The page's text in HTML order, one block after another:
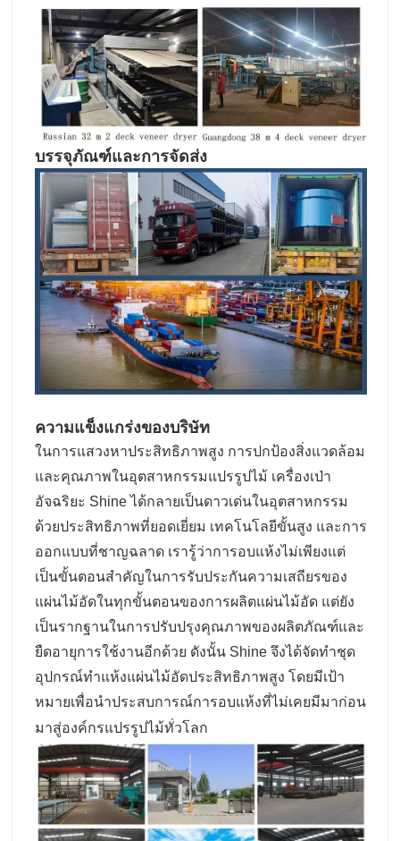
บรรจุภัณฑ์และการจัดส่ง
ความแข็งแกร่งของบริษัท
ในการแสวงหาประสิทธิภาพสูง การปกป้องสิ่งแวดล้อม
และคุณภาพในอุตสาหกรรมแปรรูปไม้ เครื่องเป่า
อัจฉริยะ Shine ได้กลายเป็นดาวเด่นในอุตสาหกรรม
ด้วยประสิทธิภาพที่ยอดเยี่ยม เทคโนโลยีขั้นสูง และการ
ออกแบบที่ชาญฉลาด เรารู้ว่าการอบแห้งไม่เพียงแต่
เป็นขั้นตอนสำคัญในการรับประกันความเสถียรของ
แผ่นไม้อัดในทุกขั้นตอนของการผลิตแผ่นไม้อัด แต่ยัง
เป็นรากฐานในการปรับปรุงคุณภาพของผลิตภัณฑ์และ
ยืดอายุการใช้งานอีกด้วย ดังนั้น Shine จึงได้จัดทำชุด
อุปกรณ์ทำแห้งแผ่นไม้อัดประสิทธิภาพสูง โดยมีเป้า
หมายเพื่อนำประสบการณ์การอบแห้งที่ไม่เคยมีมาก่อน
มาสู่องค์กรแปรรูปไม้ทั่วโลก